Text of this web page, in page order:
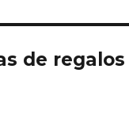
de